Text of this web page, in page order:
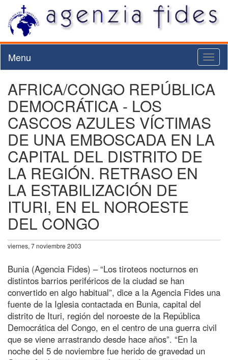
Menu
AFRICA/CONGO REPÚBLICA
DEMOCRÁTICA - LOS
CASCOS AZULES VÍCTIMAS
DE UNA EMBOSCADA EN LA
CAPITAL DEL DISTRITO DE
LA REGIÓN. RETRASO EN
LA ESTABILIZACIÓN DE
ITURI, EN EL NOROESTE
DEL CONGO
viernes, 7 noviembre 2003
Bunia (Agencia Fides) – “Los tiroteos nocturnos en
distintos barrios periféricos de la ciudad se han
convertido en algo habitual”, dice a la Agencia Fides una
fuente de la Iglesia contactada en Bunia, capital del
distrito de Ituri, región del noroeste de la República
Democrática del Congo, en el centro de una guerra civil
que se viene arrastrando desde hace años”. “En la
noche del 5 de noviembre fue herido de gravedad un